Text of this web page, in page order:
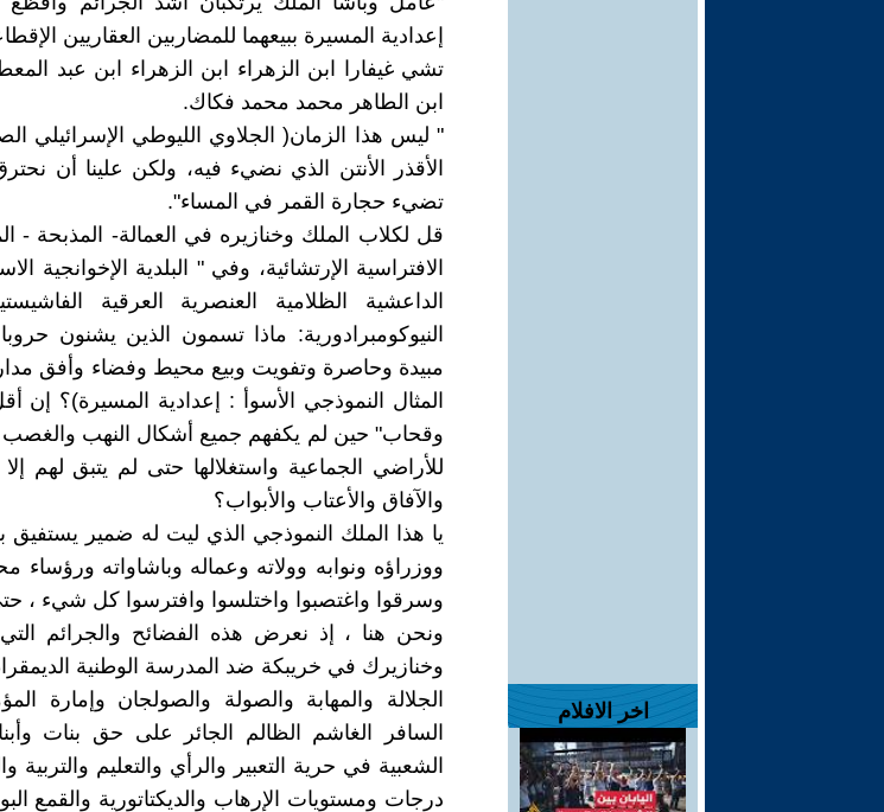
اخر الافلام
إعدادية المسيرة ببيعهما للمضاربين العقاريين
تشي غيفارا ابن الزهراء ابن الزهراء ابن عبد
ابن الطاهر محمد محمد فكاك.
" ليس هذا الزمان( الجلاوي الليوطي الإسرائيلي
الأقذر الأنتن الذي نضيء فيه، ولكن علينا أن
تضيء حجارة القمر في المساء".
قل لكلاب الملك وخنازيره في العمالة- المذبحة -
الافتراسية الإرتشائية، وفي " البلدية الإخوانجية
الداعشية الظلامية العنصرية العرقية الفاشيستية
النيوكومبرادورية: ماذا تسمون الذين يشنون
مبيدة وحاصرة وتفويت وبيع محيط وفضاء وأفق
المثال النموذجي الأسوأ : إعدادية المسيرة)؟ إن
وقحاب" حين لم يكفهم جميع أشكال النهب والغصب
للأراضي الجماعية واستغلالها حتى لم يتبق لهم
والآفاق والأعتاب والأبواب؟
يا هذا الملك النموذجي الذي ليت له ضمير يستفيق
ووزراؤه ونوابه وولاته وعماله وباشاواته ورؤساء
وسرقوا واغتصبوا واختلسوا وافترسوا كل شيء ،
ونحن هنا ، إذ نعرض هذه الفضائح والجرائم التي
وخنازيرك في خريبكة ضد المدرسة الوطنية
الجلالة والمهابة والصولة والصولجان وإمارة
السافر الغاشم الظالم الجائر على حق بنات
الشعبية في حرية التعبير والرأي والتعليم
درجات ومستويات الإرهاب والديكتاتورية والقمع